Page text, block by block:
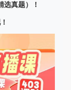
真题）！